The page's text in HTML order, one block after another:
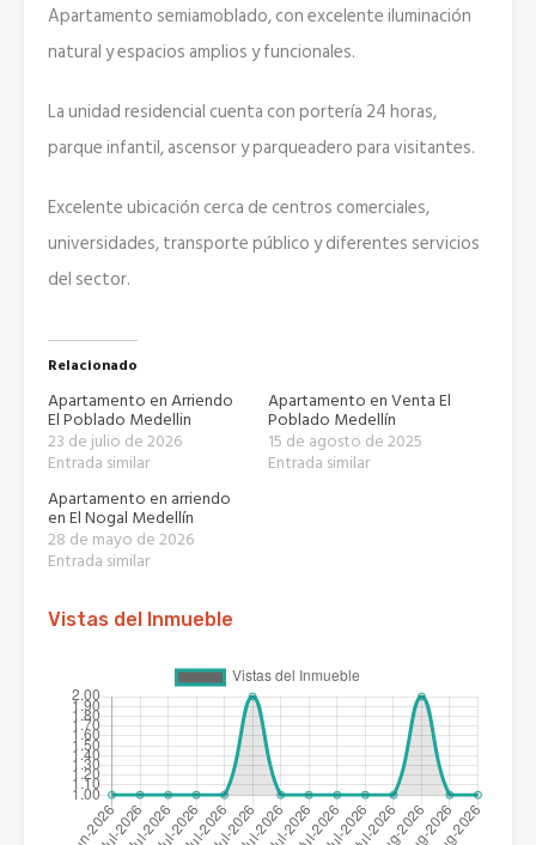
Apartamento semiamoblado, con excelente iluminación
natural y espacios amplios y funcionales.
La unidad residencial cuenta con portería 24 horas,
parque infantil, ascensor y parqueadero para visitantes.
Excelente ubicación cerca de centros comerciales,
universidades, transporte público y diferentes servicios
del sector.
Relacionado
Apartamento en Arriendo
El Poblado Medellin
23 de julio de 2026
Entrada similar
Apartamento en Venta El
Poblado Medellín
15 de agosto de 2025
Entrada similar
Apartamento en arriendo
en El Nogal Medellín
28 de mayo de 2026
Entrada similar
Vistas del Inmueble